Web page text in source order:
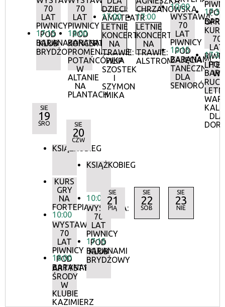
70
LAT
PIWNICY
POD
BARANAMI
17:15
KLUB
BRYDŻOWY
70
LAT
PIWNICY
POD
BARANAMI
18:00
KONCERTY
PROMENADOWE:
POTAŃCÓWKA
W
ALTANIE
NA
PLANTACH
DZIECI:
AMATEATR
17:00
LETNIE
KONCERTY
NA
TRAWIE:
FILIP
SZOSTEK
I
SZYMON
MIKA
CHRZANOWSKA
17:00
LETNIE
KONCERTY
NA
TRAWIE:
ALSTROMERIE
10:00
WYSTAWA:
70
LAT
PIWNICY
POD
BARANAMI
10:15
ZAJĘCIA
TANECZNE
DLA
SENIORÓW
POD
17:30
70
LAT
POD
17:30
W
DLA
SIE
19
ŚRO
KSIĄŻKOBIEG
KURS
GRY
NA
FORTEPIANIE
10:00
WYSTAWA:
70
LAT
PIWNICY
POD
BARANAMI
18:00
ARTYSTYCZNE
ŚRODY
W
KLUBIE
KAZIMIERZ
SIE
20
CZW
KSIĄŻKOBIEG
10:00
WYSTAWA:
70
LAT
PIWNICY
POD
BARANAMI
17:15
KLUB
BRYDŻOWY
SIE
21
PIĄ
SIE
22
SOB
SIE
23
NIE